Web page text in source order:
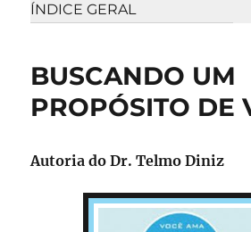
ÍNDICE GERAL
BUSCANDO UM
PROPÓSITO DE
Autoria do Dr. Telmo Diniz